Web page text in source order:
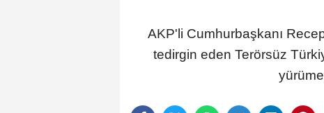
AKP'li Cumhurbaşkanı
tedirgin eden Terörsüz